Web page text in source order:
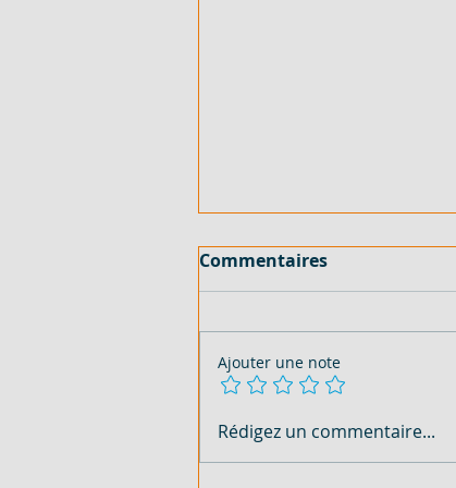
5 800 M² AVEC ACD - EN
VENTE - COTE D'IVOIRE -
Commentaires
Ajouter une note
Rédigez un commentaire...